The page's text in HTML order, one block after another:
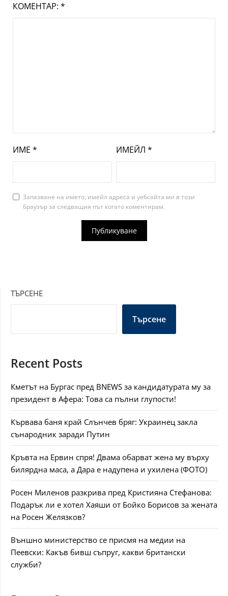
КОМЕНТАР: *
ИМЕ * ИМЕЙЛ *
Запазване на името, имейл адреса и уебсайта ми в този
браузър за следващия път когато коментирам.
ТЪРСЕНЕ
Търсене
Recent Posts
Кметът на Бургас пред BNEWS за кандидатурата му за
президент в Афера: Това са пълни глупости!
Кървава баня край Слънчев бряг: Украинец закла
сънародник заради Путин
Кръвта на Ервин спря! Двама обарват жена му върху
билярдна маса, а Дара е надупена и ухилена (ФОТО)
Росен Миленов разкрива пред Кристияна Стефанова:
Подарък ли е хотел Хаяши от Бойко Борисов за жената
на Росен Желязков?
Външно министерство се присмя на медии на
Пеевски: Какъв бивш съпруг, какви британски
служби?